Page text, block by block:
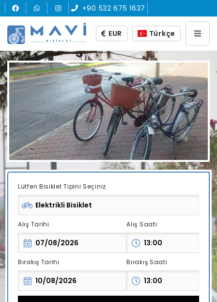
+90 532 675 1637
EUR Türkçe
Lütfen Bisiklet Tipini Seçiniz
Alış Tarihi Alış Saati
Bırakış Tarihi Bırakış Saati